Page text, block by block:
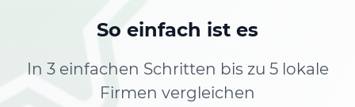
So einfach ist es
In 3 einfachen Schritten bis zu 5 lokale
Firmen vergleichen